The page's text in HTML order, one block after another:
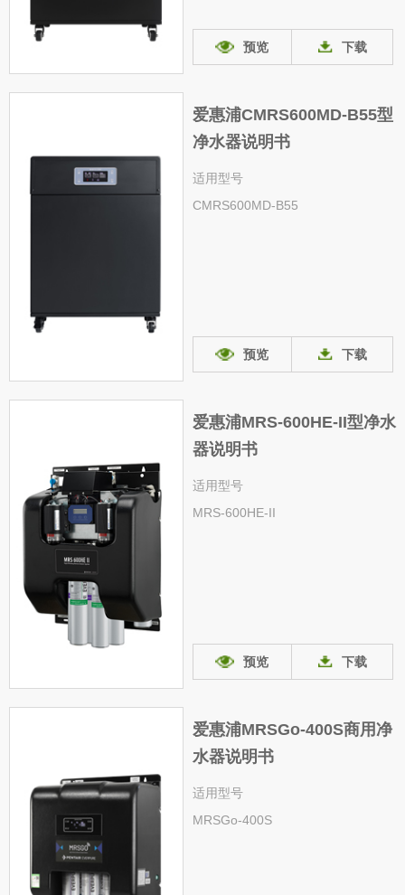
预览 下载
爱惠浦CMRS600MD-B55型
净水器说明书
适用型号
CMRS600MD-B55
预览 下载
爱惠浦MRS-600HE-II型净水
器说明书
适用型号
MRS-600HE-II
预览 下载
爱惠浦MRSGo-400S商用净
水器说明书
适用型号
MRSGo-400S